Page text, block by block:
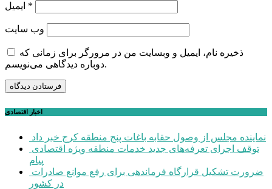
*
وب‌ سایت
ذخیره نام، ایمیل و وبسایت من در مرورگر برای زمانی که
دوباره دیدگاهی می‌نویسم.
اخبار اقتصادی
نماینده مجلس از وصول حقابه باغات پنج منطقه کرج خبر داد
پیام
در کشور